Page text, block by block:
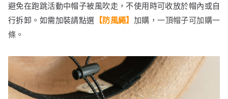
避免在跑跳活動中帽子被風吹走，不使用時可收放於帽內或自
行拆卸。如需加裝請點選 【防風繩】 加購，一頂帽子可加購一
條。